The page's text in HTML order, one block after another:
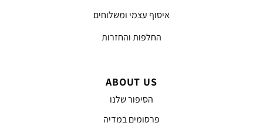
איסוף עצמי ומשלוחים
החלפות והחזרות
ABOUT US
הסיפור שלנו
פרסומים במדיה